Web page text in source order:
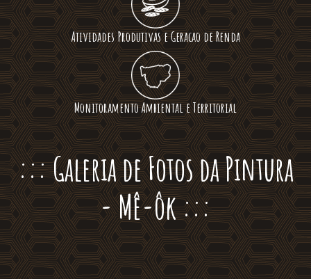
Atividades Produtivas e Geracao de Renda
Monitoramento Ambiental e Territorial
::: Galeria de Fotos da Pintura
- Mê-ôk :::